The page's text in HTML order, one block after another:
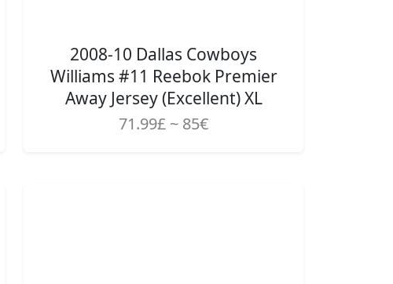
2008-10 Dallas Cowboys
Williams #11 Reebok Premier
Away Jersey (Excellent) XL
71.99£ ~ 85€